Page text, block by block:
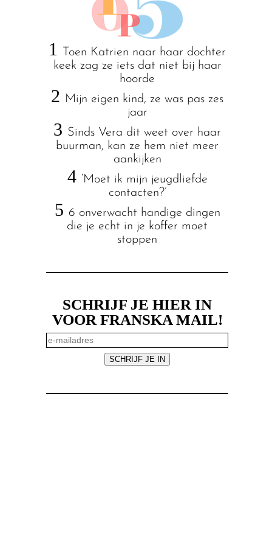
1
Toen Katrien naar haar dochter
keek zag ze iets dat niet bij haar
hoorde
2 Mijn eigen kind, ze was pas zes
jaar
3 Sinds Vera dit weet over haar
buurman, kan ze hem niet meer
aankijken
4 ‘Moet ik mijn jeugdliefde
contacten?’
5 6 onverwacht handige dingen
die je echt in je koffer moet
stoppen
SCHRIJF JE HIER IN
VOOR FRANSKA MAIL!